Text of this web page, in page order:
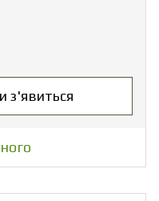
з'явиться